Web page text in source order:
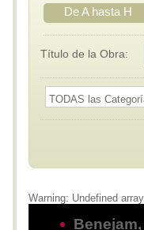
De A hasta H
Título de la Obra:
Warning: Undefined